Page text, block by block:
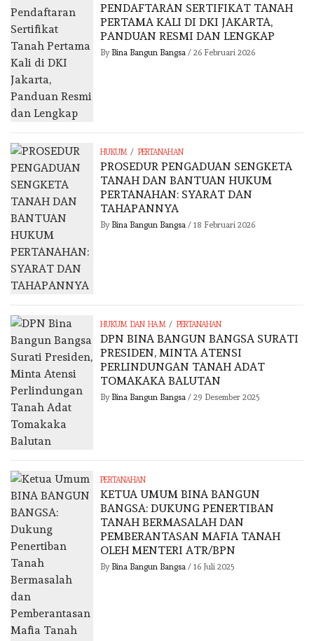
PENDAFTARAN SERTIFIKAT TANAH
PERTAMA KALI DI DKI JAKARTA,
PANDUAN RESMI DAN LENGKAP
By Bina Bangun Bangsa / 26 Februari 2026
HUKUM / PERTANAHAN
PROSEDUR PENGADUAN SENGKETA
TANAH DAN BANTUAN HUKUM
PERTANAHAN: SYARAT DAN
TAHAPANNYA
By Bina Bangun Bangsa / 18 Februari 2026
HUKUM DAN HAM / PERTANAHAN
DPN BINA BANGUN BANGSA SURATI
PRESIDEN, MINTA ATENSI
PERLINDUNGAN TANAH ADAT
TOMAKAKA BALUTAN
By Bina Bangun Bangsa / 29 Desember 2025
PERTANAHAN
KETUA UMUM BINA BANGUN
BANGSA: DUKUNG PENERTIBAN
TANAH BERMASALAH DAN
PEMBERANTASAN MAFIA TANAH
OLEH MENTERI ATR/BPN
By Bina Bangun Bangsa / 16 Juli 2025